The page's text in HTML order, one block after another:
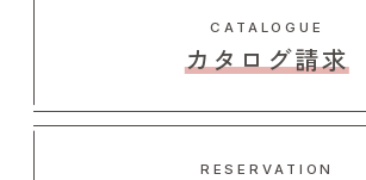
CATALOGUE
カタログ請求
RESERVATION